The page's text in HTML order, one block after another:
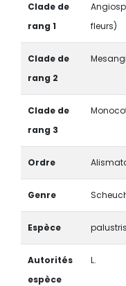
Clade de
rang 1
fleurs)
Clade de
rang 2
Clade de
rang 3
Ordre
Genre
Espèce palustris
Autorités
espèce
L.